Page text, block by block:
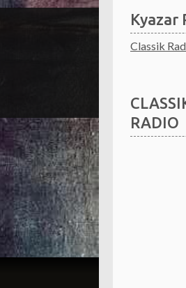
Kyazar
Classik
RADIO